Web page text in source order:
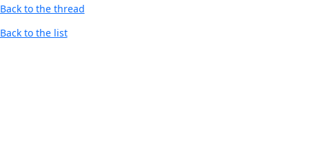
Back to the thread
Back to the list